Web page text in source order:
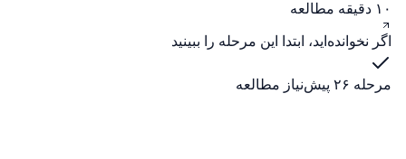
۱۰ دقیقه مطالعه
اگر نخوانده‌اید، ابتدا این مرحله را ببینید
مرحله ۲۶ پیش‌نیاز مطالعه